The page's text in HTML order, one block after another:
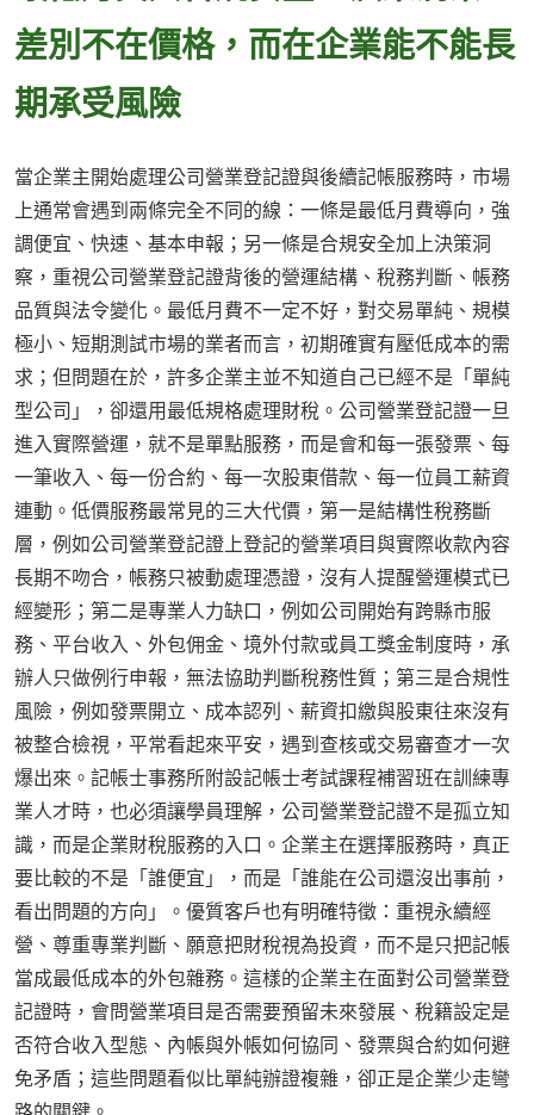
差別不在價格，而在企業能不能長
期承受風險
當企業主開始處理公司營業登記證與後續記帳服務時，市場
上通常會遇到兩條完全不同的線：一條是最低月費導向，強
調便宜、快速、基本申報；另一條是合規安全加上決策洞
察，重視公司營業登記證背後的營運結構、稅務判斷、帳務
品質與法令變化。最低月費不一定不好，對交易單純、規模
極小、短期測試市場的業者而言，初期確實有壓低成本的需
求；但問題在於，許多企業主並不知道自己已經不是「單純
型公司」，卻還用最低規格處理財稅。公司營業登記證一旦
進入實際營運，就不是單點服務，而是會和每一張發票、每
一筆收入、每一份合約、每一次股東借款、每一位員工薪資
連動。低價服務最常見的三大代價，第一是結構性稅務斷
層，例如公司營業登記證上登記的營業項目與實際收款內容
長期不吻合，帳務只被動處理憑證，沒有人提醒營運模式已
經變形；第二是專業人力缺口，例如公司開始有跨縣市服
務、平台收入、外包佣金、境外付款或員工獎金制度時，承
辦人只做例行申報，無法協助判斷稅務性質；第三是合規性
風險，例如發票開立、成本認列、薪資扣繳與股東往來沒有
被整合檢視，平常看起來平安，遇到查核或交易審查才一次
爆出來。記帳士事務所附設記帳士考試課程補習班在訓練專
業人才時，也必須讓學員理解，公司營業登記證不是孤立知
識，而是企業財稅服務的入口。企業主在選擇服務時，真正
要比較的不是「誰便宜」，而是「誰能在公司還沒出事前，
看出問題的方向」。優質客戶也有明確特徵：重視永續經
營、尊重專業判斷、願意把財稅視為投資，而不是只把記帳
當成最低成本的外包雜務。這樣的企業主在面對公司營業登
記證時，會問營業項目是否需要預留未來發展、稅籍設定是
否符合收入型態、內帳與外帳如何協同、發票與合約如何避
免矛盾；這些問題看似比單純辦證複雜，卻正是企業少走彎